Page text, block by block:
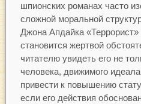
шпионских романах часто
сложной моральной
Джона Апдайка «Террорист»
становится жертвой
читателю увидеть его не
человека, движимого
привести к повышению
если его действия